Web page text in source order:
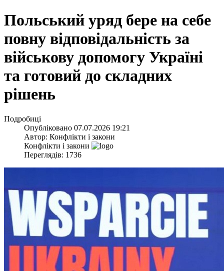
Польський уряд бере на себе
повну відповідальність за
військову допомогу Україні
та готовий до складних
рішень
Подробиці
Опубліковано 07.07.2026 19:21
Автор: Конфлікти і закони
Конфлікти і закони
Переглядів: 1736